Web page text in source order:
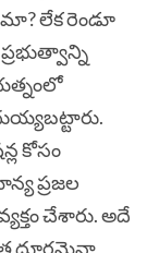
లేక రెండూ
కోసం
ప్రజల
చేశారు. అదే
దూరమైనా